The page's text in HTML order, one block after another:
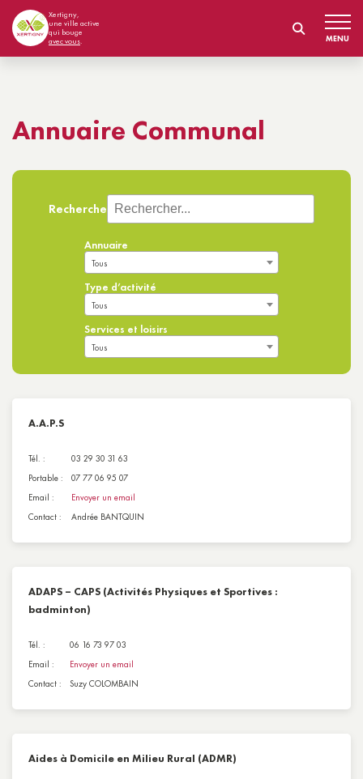
Xertigny,
une ville active
qui bouge
avec vous. MENU
Annuaire Communal
Recherche
Annuaire
Tous
Type d’activité
Tous
Services et loisirs
Tous
A.A.P.S
Tél. :
03 29 30 31 63
Portable :
07 77 06 95 07
Email :
Envoyer un email
Contact :
Andrée BANTQUIN
ADAPS – CAPS (Activités Physiques et Sportives :
badminton)
Tél. :
06 16 73 97 03
Email :
Envoyer un email
Contact :
Suzy COLOMBAIN
Aides à Domicile en Milieu Rural (ADMR)